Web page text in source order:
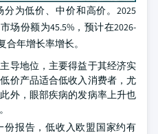
为低价、中价和高价。2025
场份额为45.5%，预计在2026-
合年增长率增长。
导地位，主要得益于其经济实
价产品适合低收入消费者，尤
外，眼部疾病的发病率上升也
份报告，低收入欧盟国家约有